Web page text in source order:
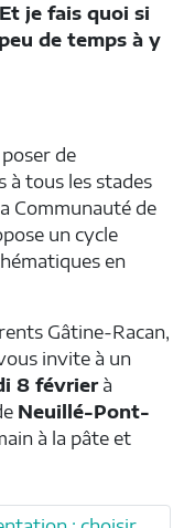
je fais quoi si
de temps à y
poser de
à tous les stades
Communauté de
un cycle
en
Gâtine-Racan,
invite à un
8 févrierà
Neuillé-Pont-
à la pâte et